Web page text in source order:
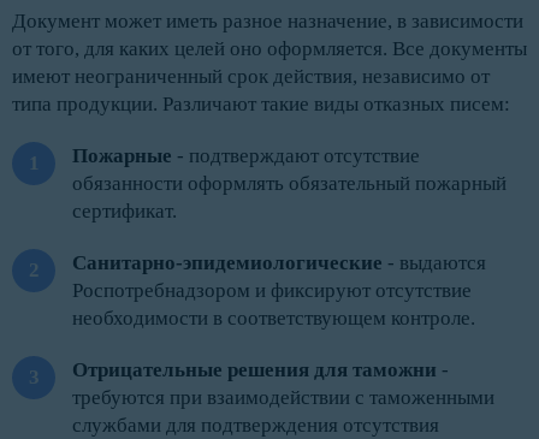
Документ может иметь разное назначение, в зависимости
от того, для каких целей оно оформляется. Все документы
имеют неограниченный срок действия, независимо от
типа продукции. Различают такие виды отказных писем:
Пожарные - подтверждают отсутствие
обязанности оформлять обязательный пожарный
сертификат.
Санитарно-эпидемиологические - выдаются
Роспотребнадзором и фиксируют отсутствие
необходимости в соответствующем контроле.
Отрицательные решения для таможни -
требуются при взаимодействии с таможенными
службами для подтверждения отсутствия